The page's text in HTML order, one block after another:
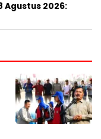
Agustus 2026: